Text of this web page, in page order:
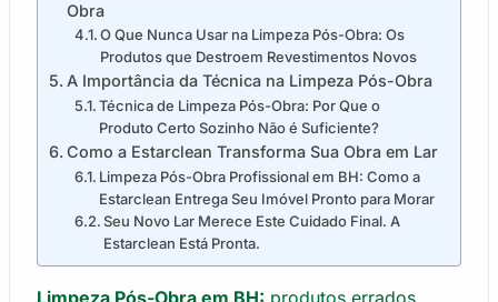
Obra
O Que Nunca Usar na Limpeza Pós-Obra: Os
Produtos que Destroem Revestimentos Novos
A Importância da Técnica na Limpeza Pós-Obra
Técnica de Limpeza Pós-Obra: Por Que o
Produto Certo Sozinho Não é Suficiente?
Como a Estarclean Transforma Sua Obra em Lar
Limpeza Pós-Obra Profissional em BH: Como a
Estarclean Entrega Seu Imóvel Pronto para Morar
Seu Novo Lar Merece Este Cuidado Final. A
Estarclean Está Pronta.